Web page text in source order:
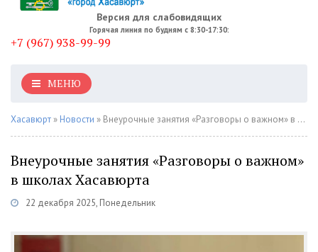
Версия для слабовидящих
Горячая линия по будням с 8:30-17:30:
+7 (967) 938-99-99
МЕНЮ
Хасавюрт » Новости » Внеурочные занятия «Разговоры о важном» в школах Хасавюрта
Внеурочные занятия «Разговоры о важном»
в школах Хасавюрта
22 декабря 2025, Понедельник